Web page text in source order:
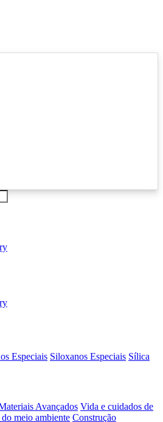
Especiais Siloxanos Especiais Sílica
Avançados Vida e cuidados de
meio ambiente Construção